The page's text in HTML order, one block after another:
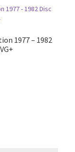
1977 – 1982
VG VG+